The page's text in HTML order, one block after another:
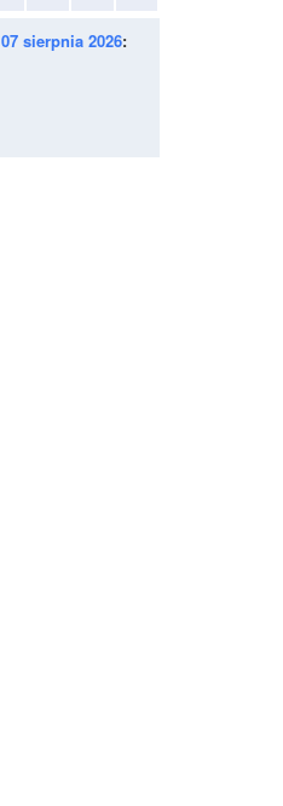
07 sierpnia 2026: